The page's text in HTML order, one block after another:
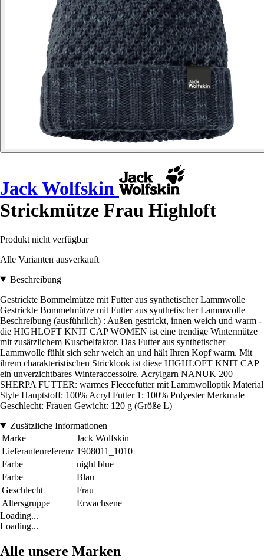
Jack Wolfskin
Strickmütze Frau Highloft
Produkt nicht verfügbar
Alle Varianten ausverkauft
Beschreibung
Gestrickte Bommelmütze mit Futter aus synthetischer Lammwolle
Gestrickte Bommelmütze mit Futter aus synthetischer Lammwolle
Beschreibung (ausführlich) : Außen gestrickt, innen weich und warm -
die HIGHLOFT KNIT CAP WOMEN ist eine trendige Wintermütze
mit zusätzlichem Kuschelfaktor. Das Futter aus synthetischer
Lammwolle fühlt sich sehr weich an und hält Ihren Kopf warm. Mit
ihrem charakteristischen Stricklook ist diese HIGHLOFT KNIT CAP
ein unverzichtbares Winteraccessoire. Acrylgarn NANUK 200
SHERPA FUTTER: warmes Fleecefutter mit Lammwolloptik Material
Style Hauptstoff: 100% Acryl Futter 1: 100% Polyester Merkmale
Geschlecht: Frauen Gewicht: 120 g (Größe L)
Zusätzliche Informationen
Marke
Jack Wolfskin
Lieferantenreferenz 1908011_1010
Farbe
night blue
Farbe
Blau
Geschlecht
Frau
Altersgruppe
Erwachsene
Loading...
Loading...
Alle unsere Marken